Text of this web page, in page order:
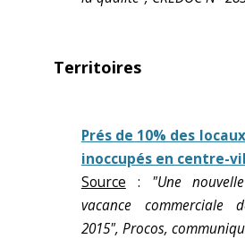
Territoires
Prés de 10% des
inoccupés en centre-
Source : "Une
vacance commerciale
2015", Procos,